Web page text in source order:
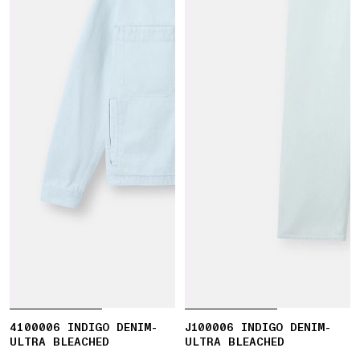
4100006 INDIGO DENIM-
ULTRA BLEACHED
J100006 INDIGO DENIM-
ULTRA BLEACHED